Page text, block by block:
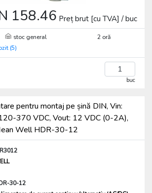
158.46 Preț brut [cu TVA] / buc
stoc general
2 oră
(5)
buc
pentru montaj pe șină DIN, Vin:
370 VDC, Vout: 12 VDC (0-2A),
Well HDR-30-12
30-12